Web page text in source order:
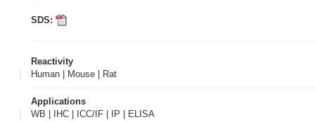
SDS:
Reactivity
Human | Mouse | Rat
Applications
WB | IHC | ICC/IF | IP | ELISA